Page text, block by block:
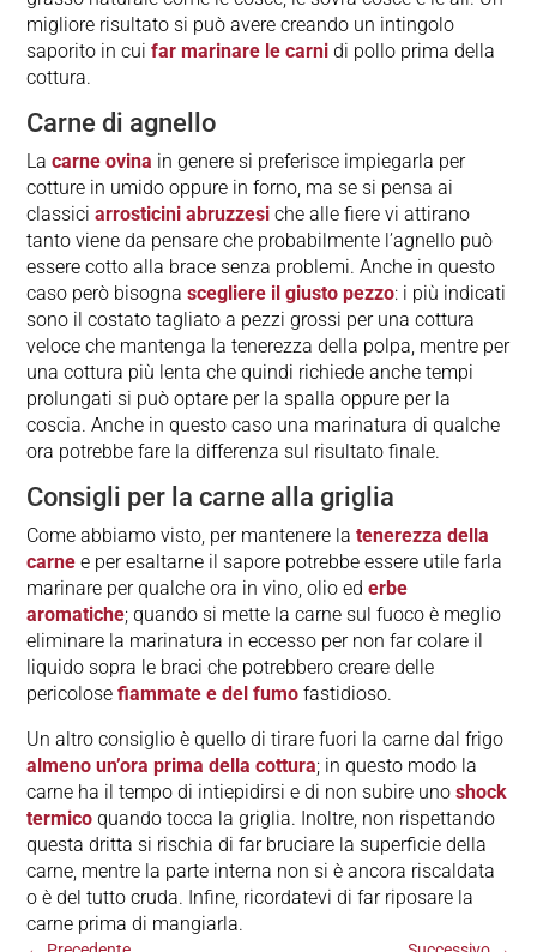
migliore risultato si può avere creando un intingolo
saporito in cuifar marinare le carnidi pollo prima della
cottura.
Carne di agnello
Lacarne ovina in genere si preferisce impiegarla per
cotture in umido oppure in forno, ma se si pensa ai
classiciarrosticini abruzzesi che alle fiere vi attirano
tanto viene da pensare che probabilmente l’agnello può
essere cotto alla brace senza problemi. Anche in questo
caso però bisognascegliere il giusto pezzo: i più indicati
sono il costato tagliato a pezzi grossi per una cottura
veloce che mantenga la tenerezza della polpa, mentre per
una cottura più lenta che quindi richiede anche tempi
prolungati si può optare per la spalla oppure per la
coscia. Anche in questo caso una marinatura di qualche
ora potrebbe fare la differenza sul risultato finale.
Consigli per la carne alla griglia
Come abbiamo visto, per mantenere latenerezza della
carne e per esaltarne il sapore potrebbe essere utile farla
marinare per qualche ora in vino, olio ederbe
aromatiche; quando si mette la carne sul fuoco è meglio
eliminare la marinatura in eccesso per non far colare il
liquido sopra le braci che potrebbero creare delle
pericolosefiammate e del fumofastidioso.
Un altro consiglio è quello di tirare fuori la carne dal frigo
almeno un’ora prima della cottura; in questo modo la
carne ha il tempo di intiepidirsi e di non subire unoshock
termico quando tocca la griglia. Inoltre, non rispettando
questa dritta si rischia di far bruciare la superficie della
carne, mentre la parte interna non si è ancora riscaldata
o è del tutto cruda. Infine, ricordatevi di far riposare la
carne prima di mangiarla.